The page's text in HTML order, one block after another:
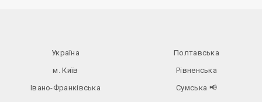
Україна
м. Київ
Івано-Франківська
Полтавська
Рівненська
Сумська 📢